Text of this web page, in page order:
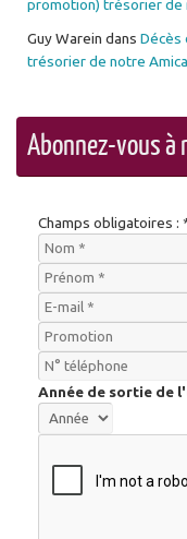
promotion) trésorier de
Guy Warein dans Décès
trésorier de notre
Abonnez-vous
Champs obligatoires :
Année de sortie de